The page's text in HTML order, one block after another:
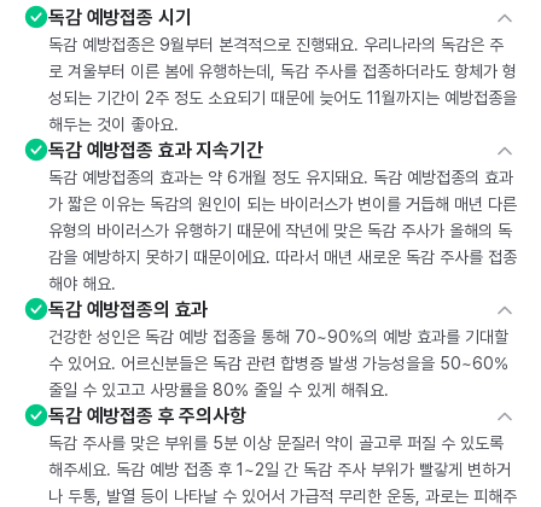
독감 예방접종 시기
독감 예방접종은 9월부터 본격적으로 진행돼요. 우리나라의 독감은 주
로 겨울부터 이른 봄에 유행하는데, 독감 주사를 접종하더라도 항체가 형
성되는 기간이 2주 정도 소요되기 때문에 늦어도 11월까지는 예방접종을
해두는 것이 좋아요.
독감 예방접종 효과 지속기간
독감 예방접종의 효과는 약 6개월 정도 유지돼요. 독감 예방접종의 효과
가 짧은 이유는 독감의 원인이 되는 바이러스가 변이를 거듭해 매년 다른
유형의 바이러스가 유행하기 때문에 작년에 맞은 독감 주사가 올해의 독
감을 예방하지 못하기 때문이에요. 따라서 매년 새로운 독감 주사를 접종
해야 해요.
독감 예방접종의 효과
건강한 성인은 독감 예방 접종을 통해 70~90%의 예방 효과를 기대할
수 있어요. 어르신분들은 독감 관련 합병증 발생 가능성을을 50~60%
줄일 수 있고고 사망률을 80% 줄일 수 있게 해줘요.
독감 예방접종 후 주의사항
독감 주사를 맞은 부위를 5분 이상 문질러 약이 골고루 퍼질 수 있도록
해주세요. 독감 예방 접종 후 1~2일 간 독감 주사 부위가 빨갛게 변하거
나 두통, 발열 등이 나타날 수 있어서 가급적 무리한 운동, 과로는 피해주